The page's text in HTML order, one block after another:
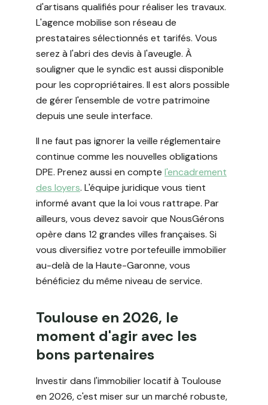
d'artisans qualifiés pour réaliser les travaux.
L'agence mobilise son réseau de
prestataires sélectionnés et tarifés. Vous
serez à l'abri des devis à l'aveugle. À
souligner que le syndic est aussi disponible
pour les copropriétaires. Il est alors possible
de gérer l'ensemble de votre patrimoine
depuis une seule interface.
Il ne faut pas ignorer la veille réglementaire
continue comme les nouvelles obligations
DPE. Prenez aussi en compte l'encadrement
des loyers. L'équipe juridique vous tient
informé avant que la loi vous rattrape. Par
ailleurs, vous devez savoir que NousGérons
opère dans 12 grandes villes françaises. Si
vous diversifiez votre portefeuille immobilier
au-delà de la Haute-Garonne, vous
bénéficiez du même niveau de service.
Toulouse en 2026, le
moment d'agir avec les
bons partenaires
Investir dans l'immobilier locatif à Toulouse
en 2026, c'est miser sur un marché robuste,